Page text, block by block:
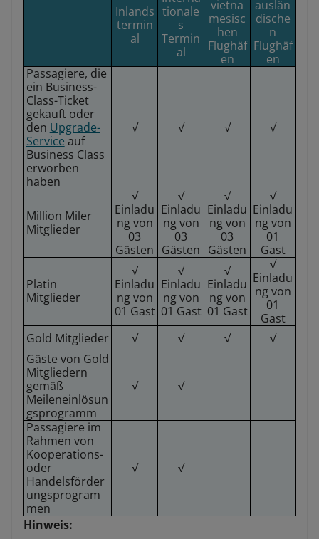
Inlands
termin
al
tionale
s
Termin
al
vietna
mesisc
hen
Flughäf
en
auslän
dische
n
Flughäf
en
Passagiere, die
ein Business-
Class-Ticket
gekauft oder
den Upgrade-
Service auf
Business Class
erworben
haben
√ √ √ √
Million Miler
Mitglieder
√
Einladu
ng von
03
Gästen
√
Einladu
ng von
03
Gästen
√
Einladu
ng von
03
Gästen
√
Einladu
ng von
01
Gast
Platin
Mitglieder
√
Einladu
ng von
01 Gast
√
Einladu
ng von
01 Gast
√
Einladu
ng von
01 Gast
√
Einladu
ng von
01
Gast
Gold Mitglieder
√ √ √
√
Gäste von Gold
Mitgliedern
gemäß
Meileneinlösun
gsprogramm
√ √
Passagiere im
Rahmen von
Kooperations-
oder
Handelsförder
ungsprogram
men
√ √
Hinweis: